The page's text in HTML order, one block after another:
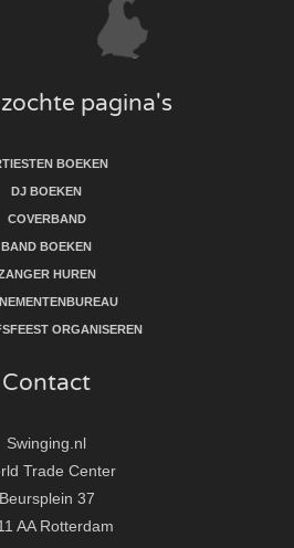
pagina's
BOEKEN
DJ BOEKEN
COVERBAND
BAND BOEKEN
HUREN
ORGANISEREN
Contact
Swinging.nl
Trade Center
Beursplein 37
AA Rotterdam